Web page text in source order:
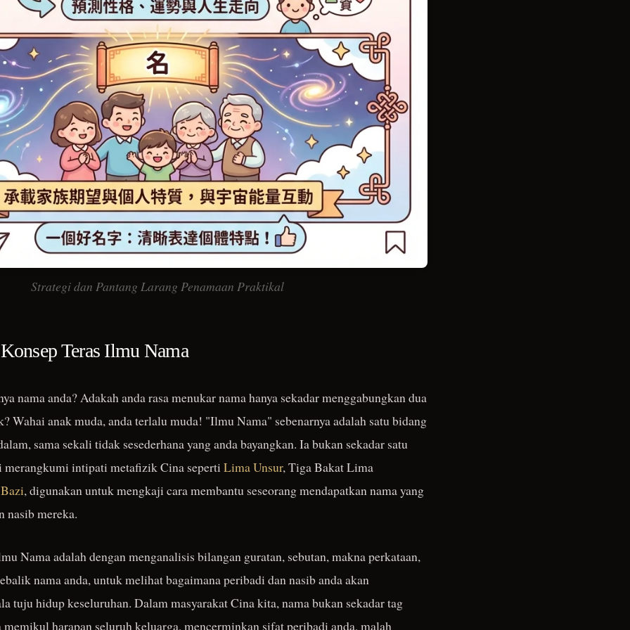
Strategi dan Pantang Larang Penamaan Praktikal
Teras Ilmu Nama
nama anda? Adakah anda rasa menukar nama hanya sekadar menggabungkan dua
Wahai anak muda, anda terlalu muda! "Ilmu Nama" sebenarnya adalah satu bidang
sama sekali tidak sesederhana yang anda bayangkan. Ia bukan sekadar satu
merangkumi intipati metafizik Cina seperti Lima Unsur, Tiga Bakat Lima
, digunakan untuk mengkaji cara membantu seseorang mendapatkan nama yang
nasib mereka.
Nama adalah dengan menganalisis bilangan guratan, sebutan, makna perkataan,
nama anda, untuk melihat bagaimana peribadi dan nasib anda akan
tuju hidup keseluruhan. Dalam masyarakat Cina kita, nama bukan sekadar tag
memikul harapan seluruh keluarga, mencerminkan sifat peribadi anda, malah